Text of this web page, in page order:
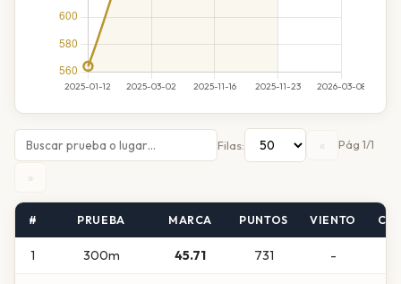
Filas: « Pág 1/1
»
# PRUEBA MARCA PUNTOS VIENTO
1 300m 45.71 731 -